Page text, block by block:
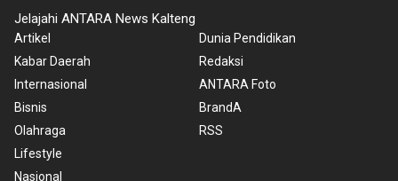
Jelajahi ANTARA News Kalteng
Artikel
Kabar Daerah
Internasional
Bisnis
Olahraga
Lifestyle
Nasional
Dunia Pendidikan
Redaksi
ANTARA Foto
BrandA
RSS